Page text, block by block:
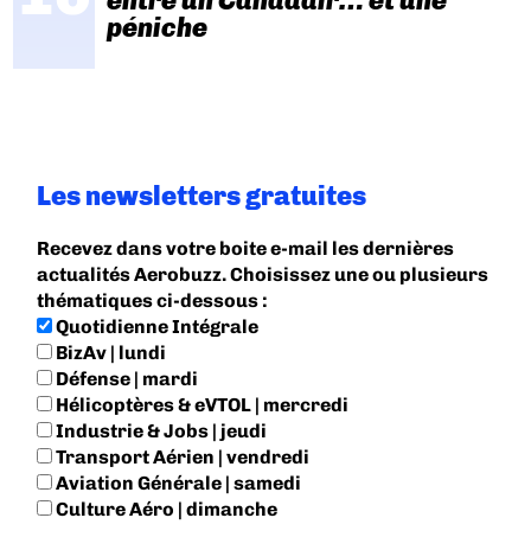
péniche
Les newsletters gratuites
Recevez dans votre boite e-mail les dernières
actualités Aerobuzz. Choisissez une ou plusieurs
thématiques ci-dessous :
Quotidienne Intégrale
BizAv | lundi
Défense | mardi
Hélicoptères & eVTOL | mercredi
Industrie & Jobs | jeudi
Transport Aérien | vendredi
Aviation Générale | samedi
Culture Aéro | dimanche